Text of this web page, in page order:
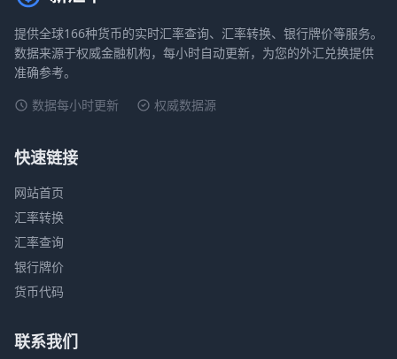
提供全球166种货币的实时汇率查询、汇率转换、银行牌价等服务。
数据来源于权威金融机构，每小时自动更新，为您的外汇兑换提供
准确参考。
数据每小时更新
权威数据源
快速链接
网站首页
汇率转换
汇率查询
银行牌价
货币代码
联系我们